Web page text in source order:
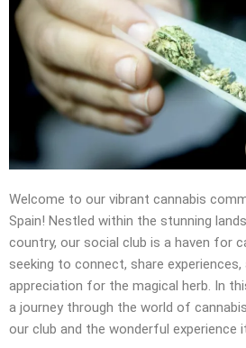
Welcome to our vibrant cannabis
Spain! Nestled within the stunning
country, our social club is a haven for
seeking to connect, share
appreciation for the magical herb. In
a journey through the world of
our club and the wonderful